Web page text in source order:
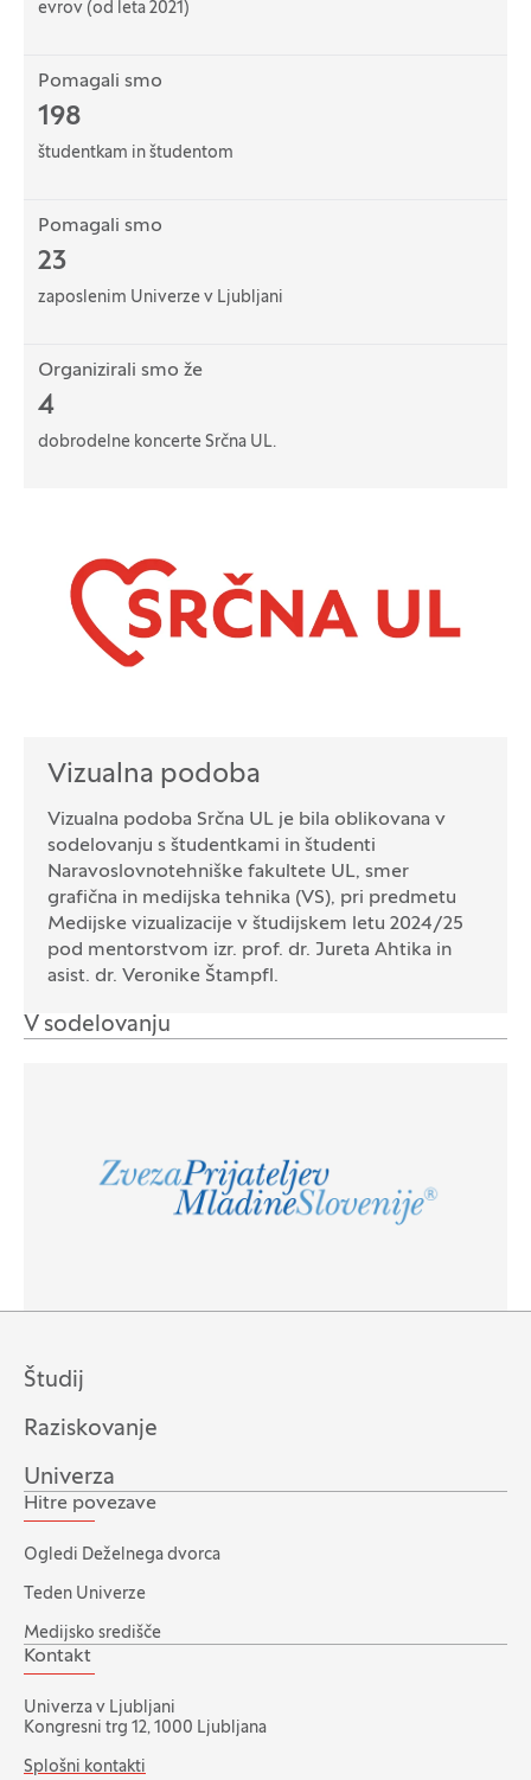
evrov (od leta 2021)
Pomagali smo
198
študentkam in študentom
Pomagali smo
23
zaposlenim Univerze v Ljubljani
Organizirali smo že
4
dobrodelne koncerte Srčna UL.
Vizualna podoba
Vizualna podoba Srčna UL je bila oblikovana v
sodelovanju s študentkami in študenti
Naravoslovnotehniške fakultete UL, smer
grafična in medijska tehnika (VS), pri predmetu
Medijske vizualizacije v študijskem letu 2024/25
pod mentorstvom izr. prof. dr. Jureta Ahtika in
asist. dr. Veronike Štampfl.
V sodelovanju
Študij
Raziskovanje
Univerza
Hitre povezave
Ogledi Deželnega dvorca
Teden Univerze
Medijsko središče
Kontakt
Univerza v Ljubljani
Kongresni trg 12, 1000 Ljubljana
Splošni kontakti